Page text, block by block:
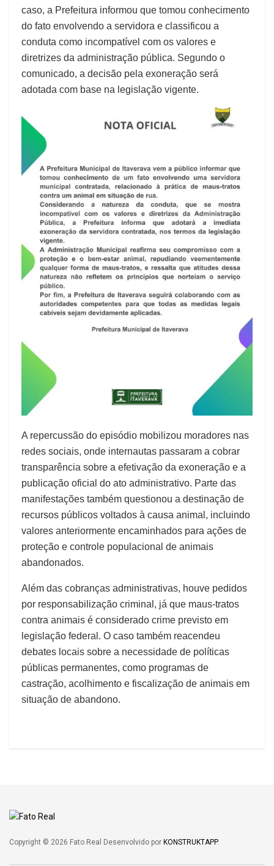
caso, a Prefeitura informou que tomou conhecimento
do fato envolvendo a servidora e classificou a
conduta como incompatível com os valores e
diretrizes da administração pública. Segundo o
comunicado, a decisão pela exoneração será
adotada com base na legislação vigente.
A repercussão do episódio mobilizou moradores nas
redes sociais, onde internautas passaram a cobrar
transparência sobre a efetivação da exoneração e a
publicação oficial do ato administrativo. Parte das
manifestações também questionou a destinação de
recursos públicos voltados à causa animal, incluindo
valores anteriormente encaminhados para ações de
proteção e controle populacional de animais
abandonados.
Além das cobranças administrativas, houve pedidos
por responsabilização criminal, já que maus-tratos
contra animais é considerado crime previsto em
legislação federal. O caso também reacendeu
debates locais sobre a necessidade de políticas
públicas permanentes, como programas de
castração, acolhimento e fiscalização de animais em
situação de abandono.
Copyright © 2026 Fato Real Desenvolvido por KONSTRUKTAPP.